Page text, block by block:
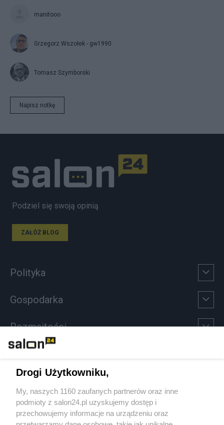
manitooo
Grzegorz Wszołek - gw1990
Tomasz Szymborski
Napisz notkę
Podziel się swoją opinią
ZAŁÓŻ BLOG
Polityka
Gospodarka
Rozmaitości
Sport
Społeczeństwo
Drogi Użytkowniku,
My, naszych 1160 zaufanych partnerów oraz inne
podmioty z salon24.pl uzyskujemy dostęp i
przechowujemy informacje na urządzeniu oraz